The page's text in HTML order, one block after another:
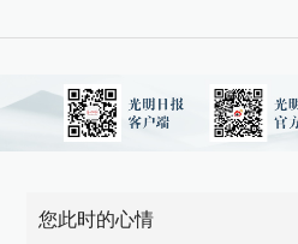
您此时的心情